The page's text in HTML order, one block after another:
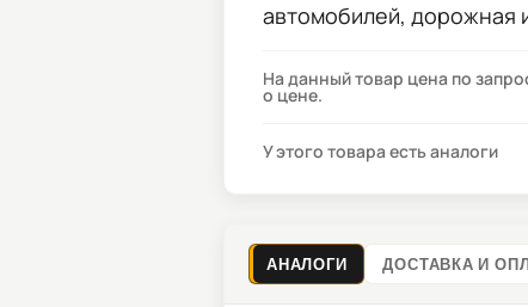
автомобилей, дорожная
На данный товар цена по
о цене.
У этого товара есть аналоги
АНАЛОГИ ДОСТАВКА И